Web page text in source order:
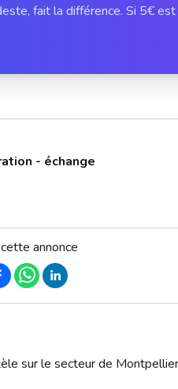
fait la différence. Si 5€ est
- échange
annonce
sur le secteur de